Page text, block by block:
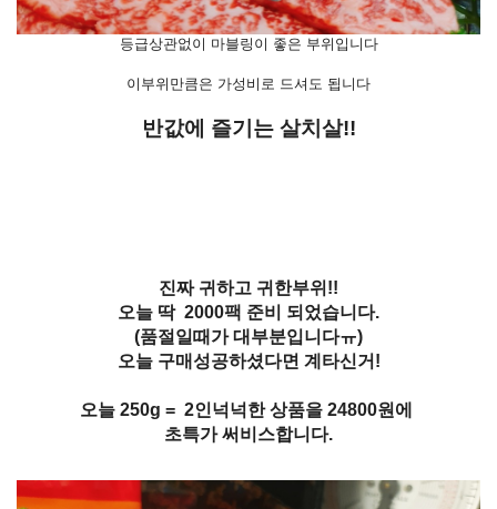
등급상관없이 마블링이 좋은 부위입니다
이부위만큼은 가성비로 드셔도 됩니다
반값에 즐기는 살치살!!
진짜 귀하고 귀한부위!!
오늘 딱 2000팩 준비 되었습니다.
(품절일때가 대부분입니다ㅠ)
오늘 구매성공하셨다면 계타신거!
오늘 250g = 2인넉넉한 상품을 24800원에
초특가 써비스합니다.